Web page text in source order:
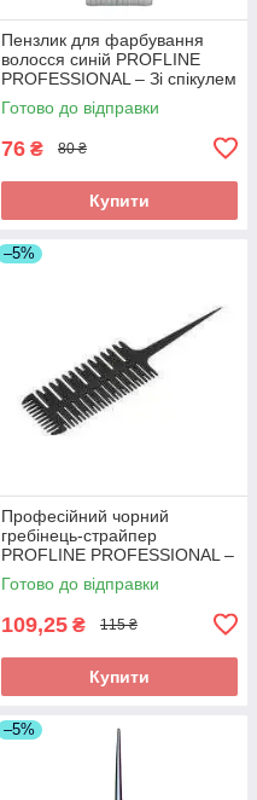
Пензлик для фарбування
волосся синій PROFLINE
PROFESSIONAL – Зі спікулем
(хвостиком) для точного
поділу пасм. Арт СР002
Готово до відправки
76 ₴ 80 ₴
Купити
–5%
Професійний чорний
гребінець-страйпер
PROFLINE PROFESSIONAL –
для мелірування та набору
тонких пасм. PP1010
Готово до відправки
109,25 ₴ 115 ₴
Купити
–5%